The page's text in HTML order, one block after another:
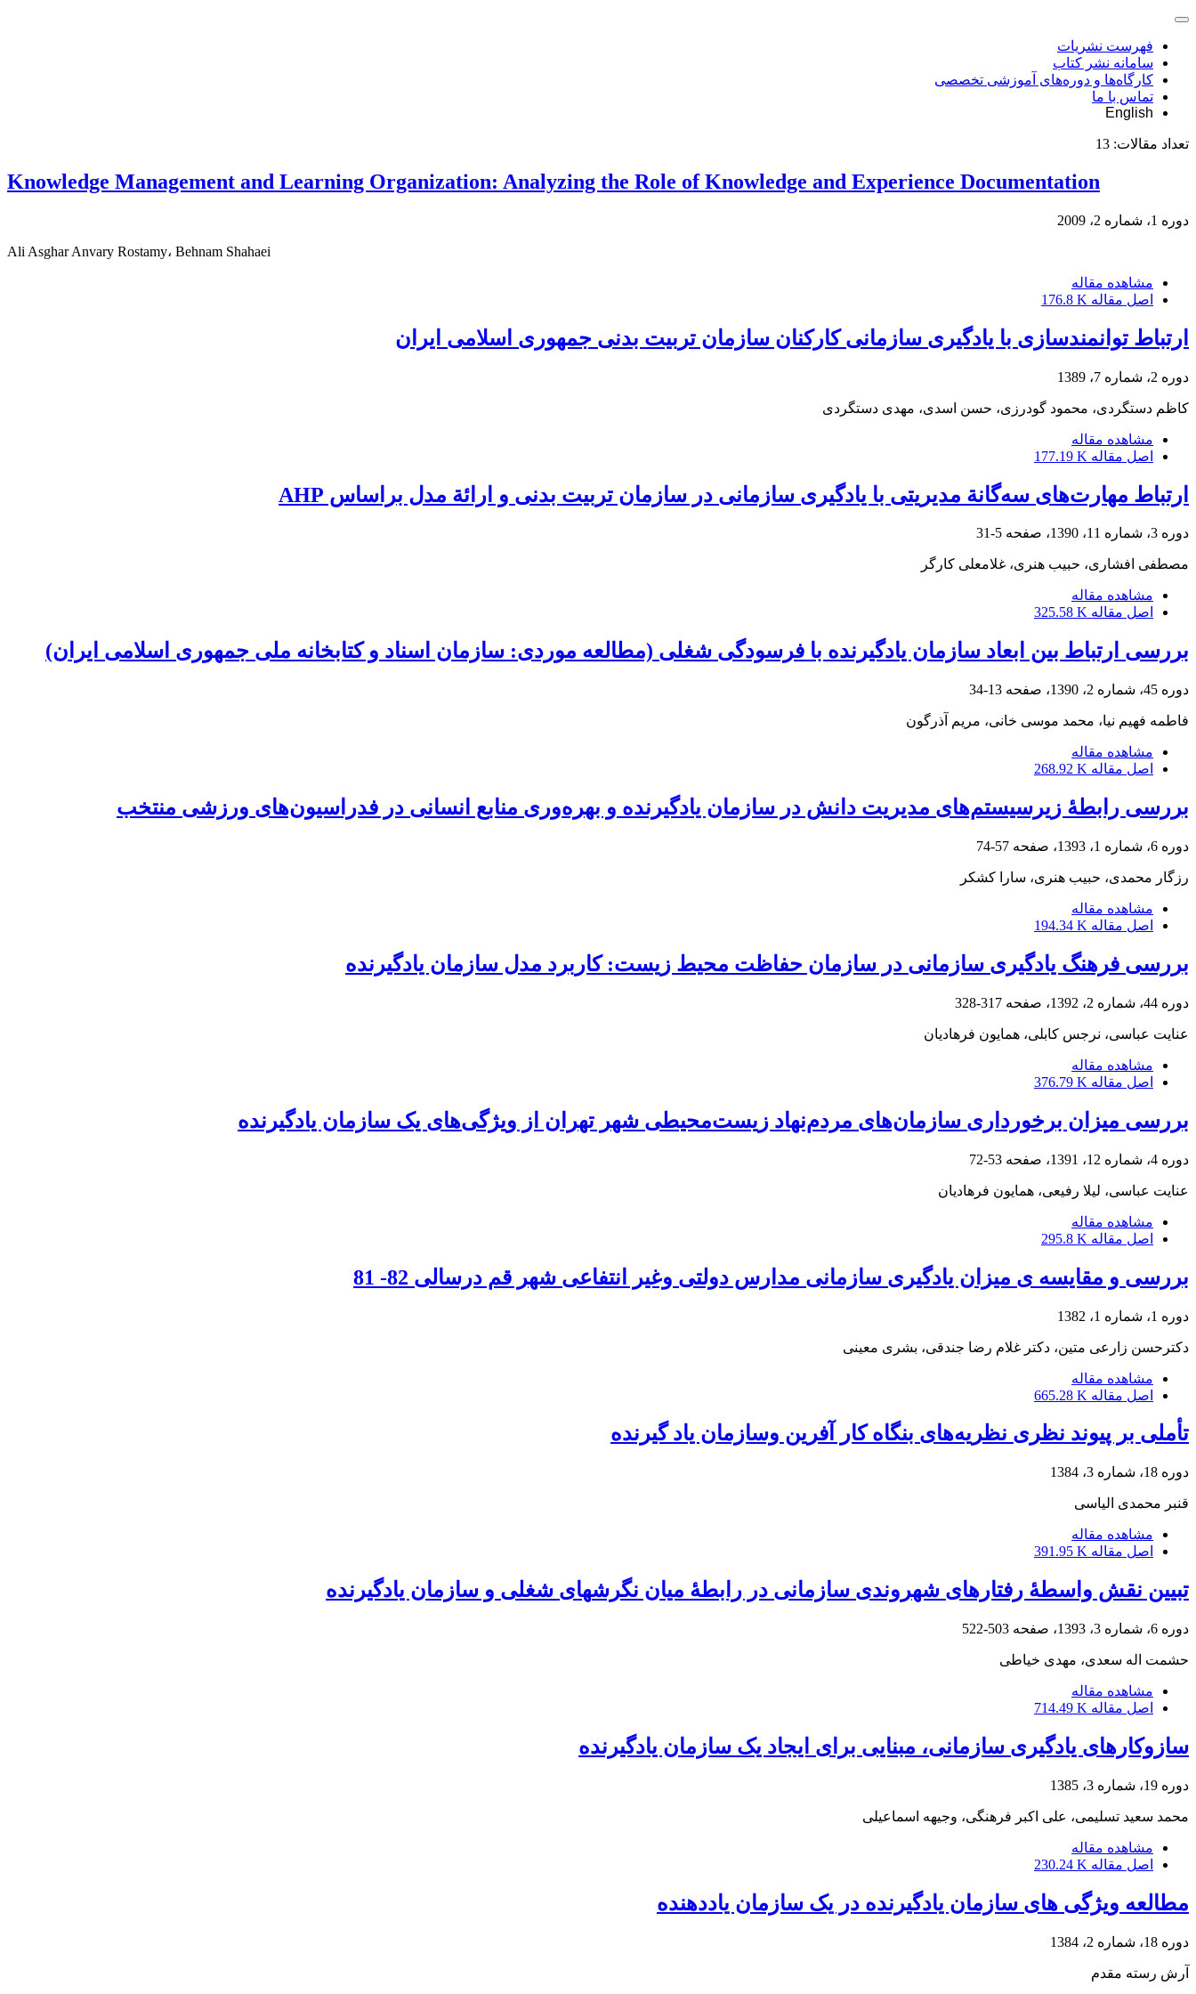
فهرست نشریات
سامانه نشر کتاب
کارگاه‌ها و دوره‌های آموزشی تخصصی
تماس با ما
English
تعداد مقالات: 13
Knowledge Management and Learning Organization: Analyzing the Role of Knowledge and Experience Documentation
دوره 1، شماره 2، 2009
Ali Asghar Anvary Rostamy، Behnam Shahaei
مشاهده مقاله
اصل مقاله 176.8 K
ارتباط توانمندسازی با یادگیری سازمانی کارکنان سازمان تربیت بدنی جمهوری اسلامی ایران
دوره 2، شماره 7، 1389
کاظم دستگردی، محمود گودرزی، حسن اسدی، مهدی دستگردی
مشاهده مقاله
اصل مقاله 177.19 K
ارتباط مهارت‌های سه‌گانة مدیریتی با یادگیری سازمانی در سازمان تربیت بدنی و ارائة مدل براساس AHP
دوره 3، شماره 11، 1390، صفحه 5-31
مصطفی افشاری، حبیب هنری، غلامعلی کارگر
مشاهده مقاله
اصل مقاله 325.58 K
بررسی ارتباط بین ابعاد سازمان یادگیرنده با فرسودگی شغلی (مطالعه موردی: سازمان اسناد و کتابخانه ملی جمهوری اسلامی ایران)
دوره 45، شماره 2، 1390، صفحه 13-34
فاطمه فهیم نیا، محمد موسی خانی، مریم آذرگون
مشاهده مقاله
اصل مقاله 268.92 K
بررسی رابطۀ زیرسیستم‌های مدیریت دانش در سازمان یادگیرنده و بهره‌وری منابع انسانی در فدراسیون‌‌های ورزشی منتخب
دوره 6، شماره 1، 1393، صفحه 57-74
رزگار محمدی، حبیب هنری، سارا کشکر
مشاهده مقاله
اصل مقاله 194.34 K
بررسی فرهنگ یادگیری سازمانی در سازمان حفاظت محیط زیست: کاربرد مدل سازمان یادگیرنده
دوره 44، شماره 2، 1392، صفحه 317-328
عنایت عباسی، نرجس کابلی، همایون فرهادیان
مشاهده مقاله
اصل مقاله 376.79 K
بررسی میزان برخورداری سازمان‌های مردم‌نهاد زیست‌محیطی شهر تهران از ویژگی‌های یک سازمان یادگیرنده
دوره 4، شماره 12، 1391، صفحه 53-72
عنایت عباسی، لیلا رفیعی، همایون فرهادیان
مشاهده مقاله
اصل مقاله 295.8 K
بررسی و مقایسه ی میزان یادگیری سازمانی مدارس دولتی وغیر انتفاعی شهر قم درسالی 82- 81
دوره 1، شماره 1، 1382
دکترحسن زارعى متین، دکتر غلام رضا جندقی، بشرى معینى
مشاهده مقاله
اصل مقاله 665.28 K
تأملی بر پیوند نظری نظریه‌های بنگاه کار آفرین وسازمان یاد گیرنده
دوره 18، شماره 3، 1384
قنبر محمدی الیاسی
مشاهده مقاله
اصل مقاله 391.95 K
تبیین نقش واسطۀ رفتارهای شهروندی سازمانی در رابطۀ میان نگرش‎های شغلی و سازمان یادگیرنده
دوره 6، شماره 3، 1393، صفحه 503-522
حشمت اله سعدی، مهدی خیاطی
مشاهده مقاله
اصل مقاله 714.49 K
سازوکارهای یادگیری سازمانی، مبنایی برای ایجاد یک سازمان یادگیرنده
دوره 19، شماره 3، 1385
محمد سعید تسلیمی، علی اکبر فرهنگی، وجیهه اسماعیلی
مشاهده مقاله
اصل مقاله 230.24 K
مطالعه ویژگی های سازمان یادگیرنده در یک سازمان یاددهنده
دوره 18، شماره 2، 1384
آرش رسته مقدم